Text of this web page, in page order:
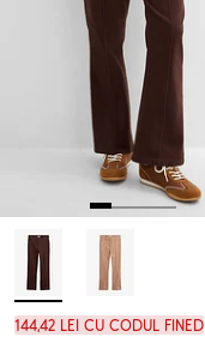
144,42 lei cu codul FINED